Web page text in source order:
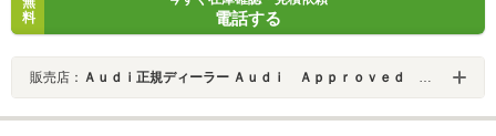
料
電話する
販売店： Ａｕｄｉ正規ディーラー Ａｕｄｉ Ａｐｐｒｏｖｅｄ Ａｕｔｏｍｏｂｉｌｅ練馬